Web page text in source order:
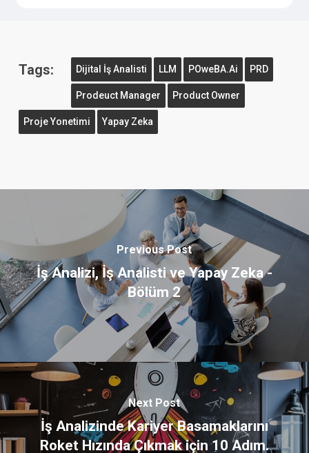
Tags: Dijital İş Analisti LLM POweBA.ai PRD
Prodeuct Manager Product Owner
Proje Yonetimi Yapay Zeka
Previous Post
İş Analizi, İş Analisti ve Yapay Zeka -
Bölüm 2
Next Post
İş Analizinde Kariyer Basamaklarını
Roket Hızında Çıkmak için 10 Adım.